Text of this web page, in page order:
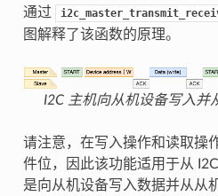
通过
图解释了该函数的原理。
I2C 主机向从机设备写入并
请注意，在写入操作和读取操
件位，因此该功能适用于从
是向从机设备写入数据并从从